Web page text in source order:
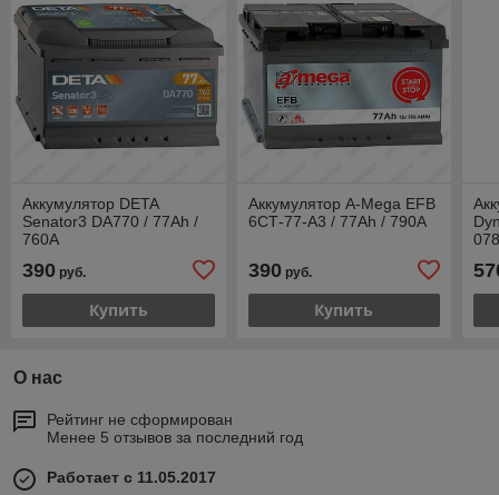
Аккумулятор DETA
Senator3 DA770 / 77Ah /
760А
390 руб.
Купить
Аккумулятор A-Mega EFB
6СТ-77-А3 / 77Ah / 790А
390руб.
Купить
О нас
Рейтинг не сформирован
Менее 5 отзывов за последний год
Работает с 11.05.2017